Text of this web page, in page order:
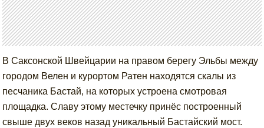
В Саксонской Швейцарии на правом берегу Эльбы между
городом Велен и курортом Ратен находятся скалы из
песчаника Бастай, на которых устроена смотровая
площадка. Славу этому местечку принёс построенный
свыше двух веков назад уникальный Бастайский мост.